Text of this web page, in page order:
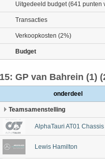
Uitgedeeld budget (641 punten
Transacties
Verkoopkosten (2%)
Budget
GP van Bahrein (1)
onderdeel
Teamsamenstelling
AlphaTauri AT01 Chassis
Lewis Hamilton